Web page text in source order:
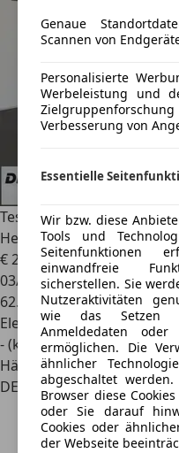
Genaue
Scannen von
Personalisierte
Werbeleistung und
Verbesserung von
Essentielle
Wir bzw. diese
Tools und
Seitenfunktionen
einwandfreie
sicherstellen. Sie
Nutzeraktivitäten
wie das Setzen
Anmeldedaten oder
ermöglichen. Die
ähnlicher
abgeschaltet
Browser diese
oder Sie darauf
Cookies oder
der Webseite
Tesla Model 3 Standard
Heckklappe + Wär
€ 28.5501
03/2023
62.594 km
Elektro
- (kWh/100 km)
Händler
DE 41464